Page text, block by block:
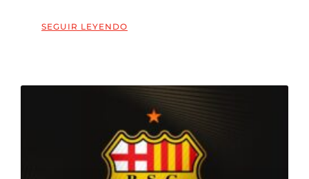
SEGUIR LEYENDO